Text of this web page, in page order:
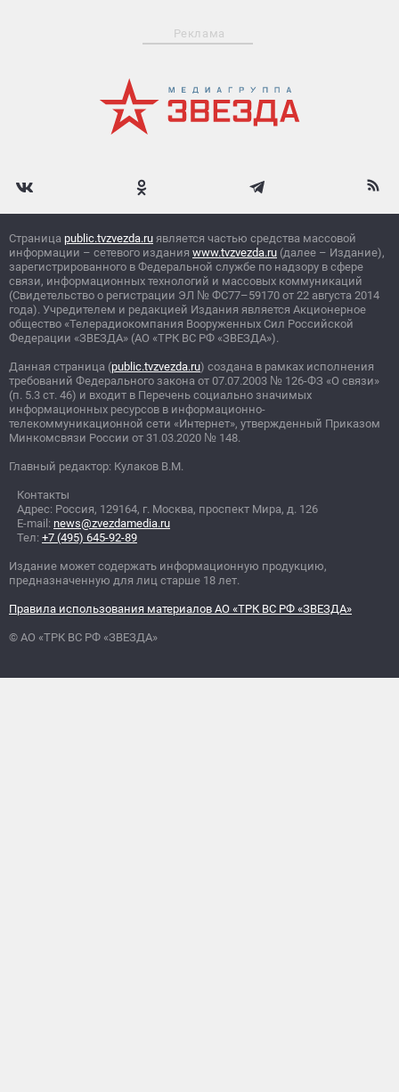
Реклама
Страница public.tvzvezda.ru является частью средства массовой
информации – сетевого издания www.tvzvezda.ru (далее – Издание),
зарегистрированного в Федеральной службе по надзору в сфере
связи, информационных технологий и массовых коммуникаций
(Свидетельство о регистрации ЭЛ № ФС77–59170 от 22 августа 2014
года). Учредителем и редакцией Издания является Акционерное
общество «Телерадиокомпания Вооруженных Сил Российской
Федерации «ЗВЕЗДА» (АО «ТРК ВС РФ «ЗВЕЗДА»).
Данная страница (public.tvzvezda.ru) создана в рамках исполнения
требований Федерального закона от 07.07.2003 № 126-ФЗ «О связи»
(п. 5.3 ст. 46) и входит в Перечень социально значимых
информационных ресурсов в информационно-
телекоммуникационной сети «Интернет», утвержденный Приказом
Минкомсвязи России от 31.03.2020 № 148.
Главный редактор: Кулаков В.М.
Контакты
Адрес: Россия, 129164, г. Москва, проспект Мира, д. 126
E-mail: news@zvezdamedia.ru
Тел: +7 (495) 645-92-89
Издание может содержать информационную продукцию,
предназначенную для лиц старше 18 лет.
Правила использования материалов АО «ТРК ВС РФ «ЗВЕЗДА»
© АО «ТРК ВС РФ «ЗВЕЗДА»